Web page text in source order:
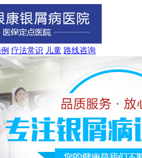
疗法常识 儿童 路线咨询